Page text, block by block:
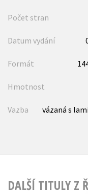
Počet stran
Datum vydání
Formát
Hmotnost
Vazba
vázaná s
DALŠÍ TITULY Z